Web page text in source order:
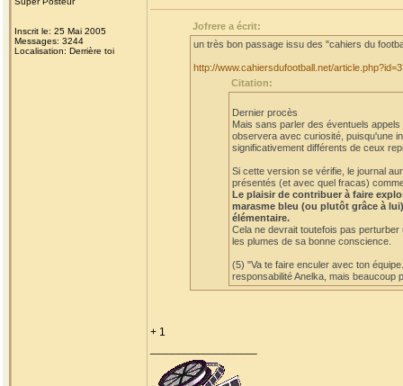
Inscrit le: 25 Mai 2005
Messages: 3244
Localisation: Derrière toi
Jofrere a écrit:
un très bon passage issu des "cahiers du
http://www.cahiersdufootball.net/
Citation:
Dernier procès
Mais sans parler des éventuels
observera avec curiosité, puisqu'une
significativement différents de ceux
Si cette version se vérifie, le journal
présentés (et avec quel fracas)
Le plaisir de contribuer à faire
marasme bleu (ou plutôt grâce à
élémentaire.
Cela ne devrait toutefois pas
les plumes de sa bonne conscience.
(5) "Va te faire enculer avec ton
responsabilité Anelka, mais beaucoup
+ 1